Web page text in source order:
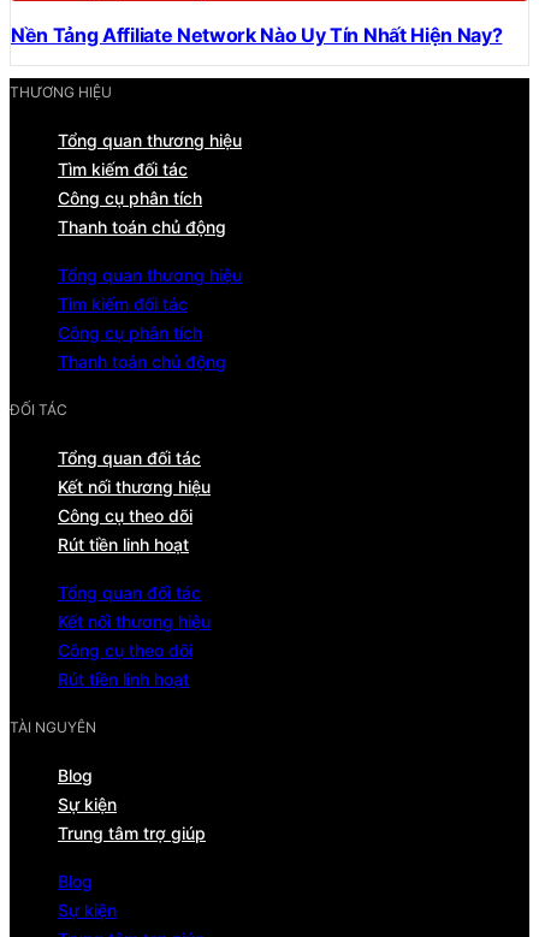
Nền Tảng Affiliate Network Nào Uy Tín Nhất Hiện Nay?
THƯƠNG HIỆU
Tổng quan thương hiệu
Tìm kiếm đối tác
Công cụ phân tích
Thanh toán chủ động
Tổng quan thương hiệu
Tìm kiếm đối tác
Công cụ phân tích
Thanh toán chủ động
ĐỐI TÁC
Tổng quan đối tác
Kết nối thương hiệu
Công cụ theo dõi
Rút tiền linh hoạt
Tổng quan đối tác
Kết nối thương hiệu
Công cụ theo dõi
Rút tiền linh hoạt
TÀI NGUYÊN
Blog
Sự kiện
Trung tâm trợ giúp
Blog
Sự kiện